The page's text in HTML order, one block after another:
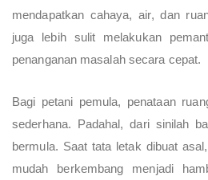
mendapatkan cahaya, air, dan
juga lebih sulit melakukan
penanganan masalah secara cepat.
Bagi petani pemula, penataan
sederhana. Padahal, dari sinilah
bermula. Saat tata letak dibuat
mudah berkembang menjadi